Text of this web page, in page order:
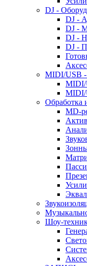
DJ -
DJ -
DJ -
DJ -
DJ -
MIDI/USB -
MIDI/
MIDI/
Обработка
MD-
Шоу-